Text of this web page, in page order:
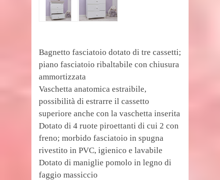
Bagnetto fasciatoio dotato di tre cassetti;
piano fasciatoio ribaltabile con chiusura
ammortizzata
Vaschetta anatomica estraibile,
possibilità di estrarre il cassetto
superiore anche con la vaschetta inserita
Dotato di 4 ruote piroettanti di cui 2 con
freno; morbido fasciatoio in spugna
rivestito in PVC, igienico e lavabile
Dotato di maniglie pomolo in legno di
faggio massiccio